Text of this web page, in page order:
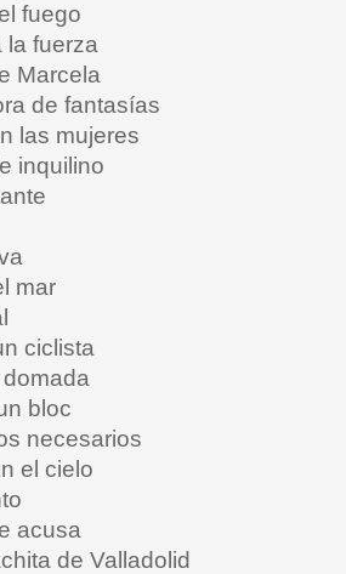
fuego
la fuerza
Marcela
de fantasías
las mujeres
inquilino
mar
ciclista
bloc
necesarios
el cielo
acusa
de Valladolid